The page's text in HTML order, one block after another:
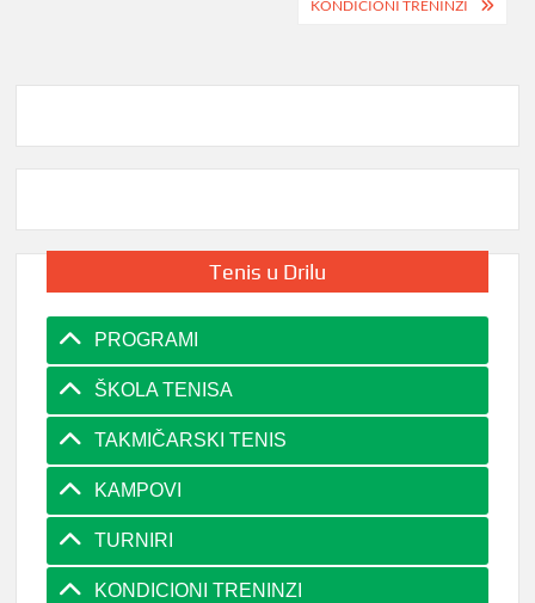
KONDICIONI TRENINZI
Tenis u Drilu
PROGRAMI
ŠKOLA TENISA
TAKMIČARSKI TENIS
KAMPOVI
TURNIRI
KONDICIONI TRENINZI